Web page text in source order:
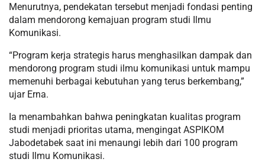
Menurutnya, pendekatan tersebut menjadi fondasi penting
dalam mendorong kemajuan program studi Ilmu
Komunikasi.
“Program kerja strategis harus menghasilkan dampak dan
mendorong program studi ilmu komunikasi untuk mampu
memenuhi berbagai kebutuhan yang terus berkembang,”
ujar Erna.
Ia menambahkan bahwa peningkatan kualitas program
studi menjadi prioritas utama, mengingat ASPIKOM
Jabodetabek saat ini menaungi lebih dari 100 program
studi Ilmu Komunikasi.